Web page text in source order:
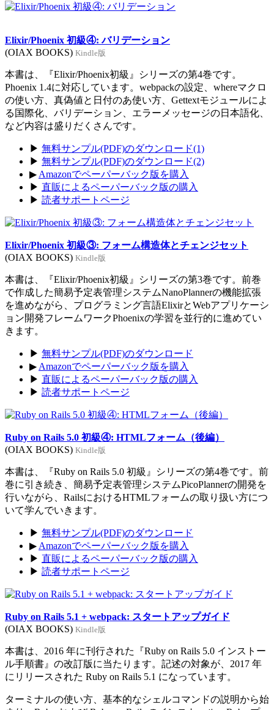
Elixir/Phoenix 初級④: バリデーション
(OIAX BOOKS) Kindle版
本書は、『Elixir/Phoenix初級』シリーズの第4巻です。
Phoenix 1.4に対応しています。webpackの設定、whereマクロ
の使い方、真偽値と日付のあ使い方、Gettextモジュールによ
る国際化、バリデーション、エラーメッセージの日本語化、
など内容は盛りだくさんです。
▶ 無料サンプル(PDF)のダウンロード(1)
▶ 無料サンプル(PDF)のダウンロード(2)
▶ Amazonでペーパーバック版を購入
▶ 直販によるペーパーバック版の購入
▶ 読者サポートページ
Elixir/Phoenix 初級③: フォーム構造体とチェンジセット
(OIAX BOOKS) Kindle版
本書は、『Elixir/Phoenix初級』シリーズの第3巻です。前巻
で作成した簡易予定表管理システムNanoPlannerの機能拡張
を進めながら、プログラミング言語ElixirとWebアプリケーシ
ョン開発フレームワークPhoenixの学習を並行的に進めてい
きます。
▶ 無料サンプル(PDF)のダウンロード
▶ Amazonでペーパーバック版を購入
▶ 直販によるペーパーバック版の購入
▶ 読者サポートページ
Ruby on Rails 5.0 初級④: HTMLフォーム（後編）
(OIAX BOOKS) Kindle版
本書は、『Ruby on Rails 5.0 初級』シリーズの第4巻です。前
巻に引き続き、簡易予定表管理システムPicoPlannerの開発を
行いながら、RailsにおけるHTMLフォームの取り扱い方につ
いて学んでいきます。
▶ 無料サンプル(PDF)のダウンロード
▶ Amazonでペーパーバック版を購入
▶ 直販によるペーパーバック版の購入
▶ 読者サポートページ
Ruby on Rails 5.1 + webpack: スタートアップガイド
(OIAX BOOKS) Kindle版
本書は、2016 年に刊行された『Ruby on Rails 5.0 インストー
ル手順書』の改訂版に当たります。記述の対象が、2017 年
にリリースされた Ruby on Rails 5.1 になっています。
ターミナルの使い方、基本的なシェルコマンドの説明から始